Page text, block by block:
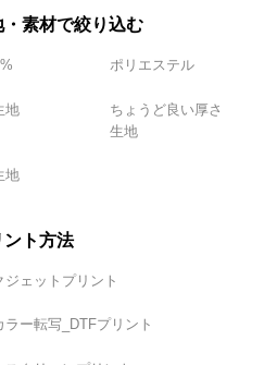
・素材で絞り込む
ポリエステル
地
ちょうど良い厚さ
生地
地
ント方法
ジェットプリント
ラー転写_DTFプリント